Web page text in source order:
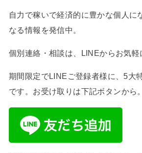
自力で稼いで経済的に豊かな個人に
なる情報を発信中。
個別連絡・相談は、LINEからお気軽
期間限定でLINEご登録者様に、5大
です。お受け取りは下記ボタンから。